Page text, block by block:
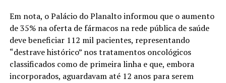
Em nota, o Palácio do Planalto informou que o aumento
de 35% na oferta de fármacos na rede pública de saúde
deve beneficiar 112 mil pacientes, representando
“destrave histórico” nos tratamentos oncológicos
classificados como de primeira linha e que, embora
incorporados, aguardavam até 12 anos para serem